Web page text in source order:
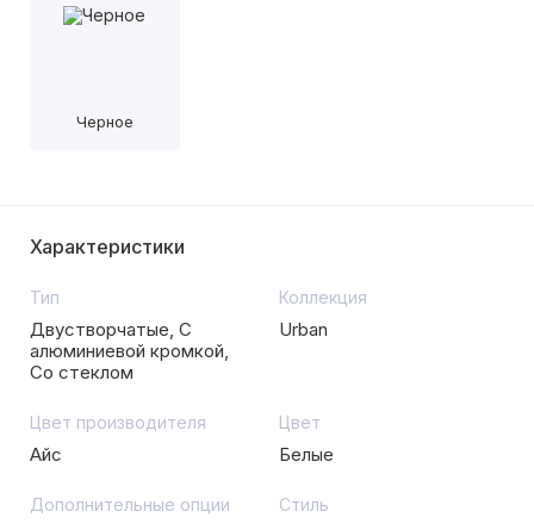
Черное
Характеристики
Тип
Двустворчатые, С
алюминиевой кромкой,
Со стеклом
Коллекция
Urban
Цвет производителя
Айс
Цвет
Белые
Дополнительные опции Стиль